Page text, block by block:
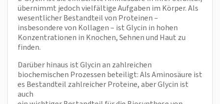
übernimmt jedoch vielfältige Aufgaben im Körper. Als
wesentlicher Bestandteil von Proteinen –
insbesondere von Kollagen – ist Glycin in hohen
Konzentrationen in Knochen, Sehnen und Haut zu
finden.
Darüber hinaus ist Glycin an zahlreichen
biochemischen Prozessen beteiligt: Als Aminosäure ist
es Bestandteil zahlreicher Proteine, aber Glycin ist
auch